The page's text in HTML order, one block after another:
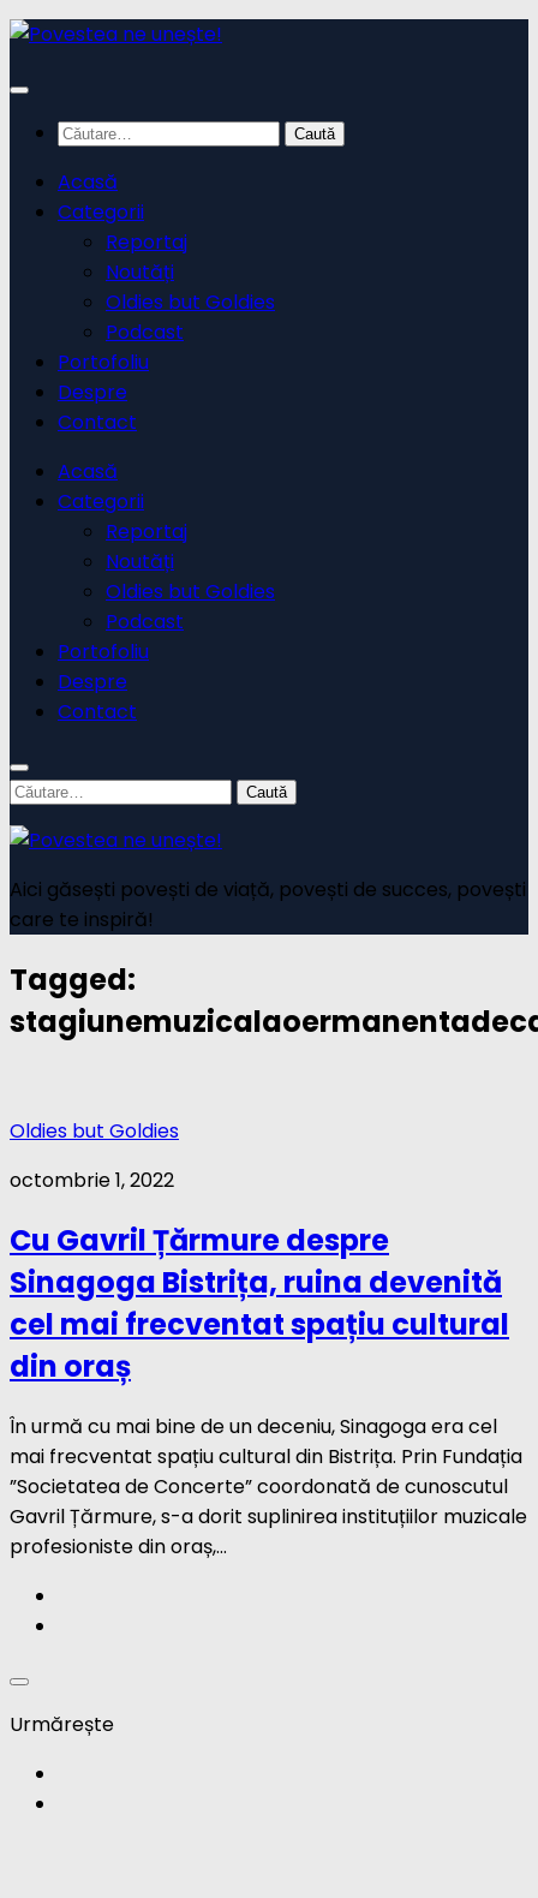
Skip
content
Caută
Acasă
Categorii
Reportaj
Noutăți
Oldies but Goldies
Podcast
Portofoliu
Despre
Contact
Acasă
Categorii
Reportaj
Noutăți
Oldies but Goldies
Podcast
Portofoliu
Despre
Contact
Caută
după:
Aici găsești povești de viață, povești de succes, povești
care te inspiră!
Tagged:
Oldies but Goldies
octombrie 1, 2022
Cu Gavril Țărmure despre
Sinagoga Bistrița, ruina devenită
cel mai frecventat spațiu cultural
din oraș
În urmă cu mai bine de un deceniu, Sinagoga era cel
mai frecventat spațiu cultural din Bistrița. Prin Fundația
”Societatea de Concerte” coordonată de cunoscutul
Gavril Țărmure, s-a dorit suplinirea ins­tituțiilor mu­zi­cale
profesioniste din oraș,...